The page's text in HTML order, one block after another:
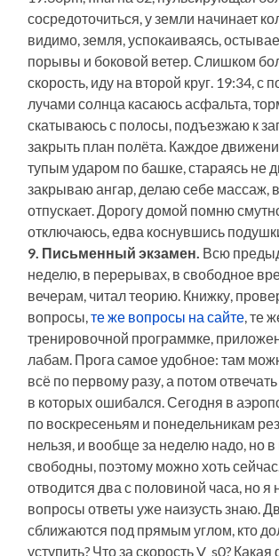
сосредоточиться, у земли начинает
видимо, земля, успокаиваясь,
порывы и боковой ветер. Слишком
скорость, иду на второй круг. 19:34, с
лучами солнца касаюсь асфальта,
скатываюсь с полосы, подъезжаю к
закрыть план полёта. Каждое
тупым ударом по башке, стараясь не
закрываю ангар, делаю себе массаж,
отпускает. Дорогу домой помню
отключаюсь, едва коснувшись
9. Письменный экзамен. Всю
неделю, в перерывах, в свободное
вечерам, читал теорию. Книжку,
вопросы,те же вопросы на сайте , те
тренировочной программке,
лабам. Прога самое удобное: там
всё по первому разу, а потом отвечать
в которых ошибался. Сегодня в
по воскресеньям и понедельникам
нельзя, и вообще за неделю надо, но
свободны, поэтому можно хоть
отводится два с половиной часа, но я
вопросы ответы уже наизусть знаю.
сближаются под прямым углом, кто
уступить? Что за скорость V_s0?